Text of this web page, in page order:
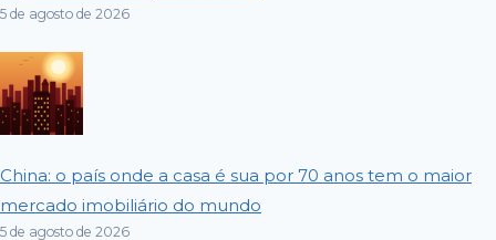
5 de agosto de 2026
China: o país onde a casa é sua por 70 anos tem o maior
mercado imobiliário do mundo
5 de agosto de 2026